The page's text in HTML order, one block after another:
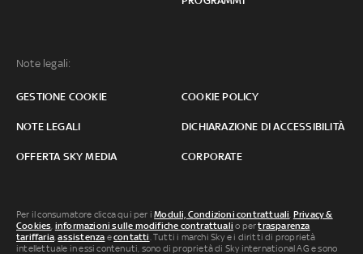
Note legali:
GESTIONE COOKIE COOKIE POLICY
NOTE LEGALI DICHIARAZIONE DI ACCESSIBILITÀ
OFFERTA SKY MEDIA CORPORATE
Per il consumatore clicca qui per iModuli, Condizioni contrattuali, Privacy &
Cookies, informazioni sulle modifiche contrattuali o pertrasparenza
tariffaria,assistenza econtatti. Tutti i marchi Sky e i diritti di proprietà
intellettuale in essi contenuti, sono di proprietà di Sky international AG e sono